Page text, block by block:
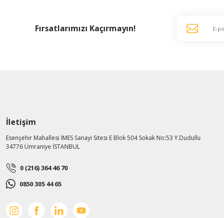
Fırsatlarımızı Kaçırmayın!
İletişim
Esenşehir Mahallesi İMES Sanayi Sitesi E Blok 504 Sokak No:53 Y.Dudullu
34776 Ümraniye İSTANBUL
0 (216) 364 46 70
0850 305 44 65